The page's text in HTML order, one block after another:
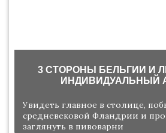
3 СТОРОНЫ БЕЛЬГИИ И
ИНДИВИДУАЛЬНЫЙ
Увидеть главное в столице,
средневековой Фландрии и
заглянуть в пивоварни